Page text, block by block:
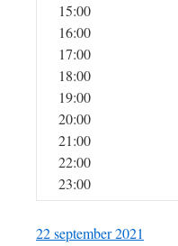
15:00
16:00
17:00
18:00
19:00
20:00
21:00
22:00
23:00
22 september 2021